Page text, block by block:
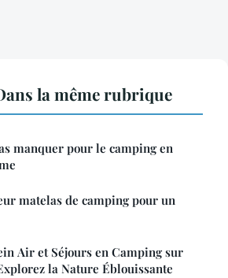
la même rubrique
manquer pour le camping en
matelas de camping pour un
Air et Séjours en Camping sur
la Nature Éblouissante